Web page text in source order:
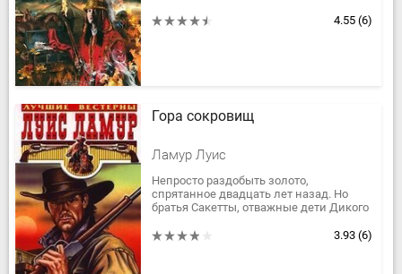
Легенда гласит, что сокровища были
4.55 (6)
Гора сокровищ
Ламур Луис
Непросто раздобыть золото,
спрятанное двадцать лет назад. Но
братья Сакетты, отважные дети Дикого
сокровища и выяснить, жив ли их3.93 (6)